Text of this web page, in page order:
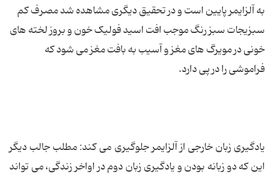
به آلزایمر پایین است و در تحقیق دیگری مشاهده شد مصرف کم
سبزیجات سبز رنگ موجب افت اسید فولیک خون و بروز لخته های
خونی در مویرگ های مغز و آسیب به بافت مغز می شود که
فراموشی را در پی دارد.
یادگیری زبان خارجی از آلزایمر جلوگیری می کند: مطلب جالب دیگر
این که دو زبانه بودن و یادگیری زبان دوم در اواخر زندگی، می تواند